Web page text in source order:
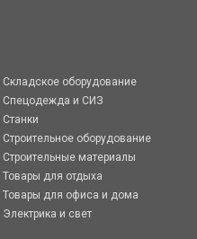
Складское оборудование
Спецодежда и СИЗ
Станки
Строительное оборудование
Строительные материалы
Товары для отдыха
Товары для офиса и дома
Электрика и свет